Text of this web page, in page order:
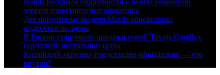
Honda раскрыла подробности о новом поколении
хорошо известного внедорожника
Две популярные модели Mazda обновились:
подробности, цены
В России стартовали продажи новой Toyota Corolla с
гарантией: актуальные цены
Китайский «крузак» представлен официально — что
внутри?